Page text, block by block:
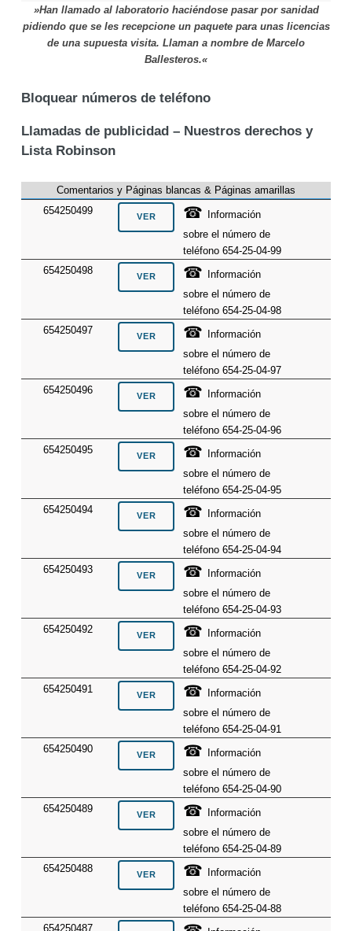
»Han llamado al laboratorio haciéndose pasar por sanidad
pidiendo que se les recepcione un paquete para unas licencias
de una supuesta visita. Llaman a nombre de Marcelo
Ballesteros.«
Bloquear números de teléfono
Llamadas de publicidad – Nuestros derechos y
Lista Robinson
Comentarios y Páginas blancas & Páginas amarillas
654250499
☎
Información
sobre el número de
teléfono 654-25-04-99
654250498
☎
Información
sobre el número de
teléfono 654-25-04-98
654250497
☎
Información
sobre el número de
teléfono 654-25-04-97
654250496
☎
Información
sobre el número de
teléfono 654-25-04-96
654250495
☎
Información
sobre el número de
teléfono 654-25-04-95
654250494
☎
Información
sobre el número de
teléfono 654-25-04-94
654250493
☎
Información
sobre el número de
teléfono 654-25-04-93
654250492
☎
Información
sobre el número de
teléfono 654-25-04-92
654250491
☎
Información
sobre el número de
teléfono 654-25-04-91
654250490
☎
Información
sobre el número de
teléfono 654-25-04-90
654250489
☎
Información
sobre el número de
teléfono 654-25-04-89
654250488
☎
Información
sobre el número de
teléfono 654-25-04-88
654250487